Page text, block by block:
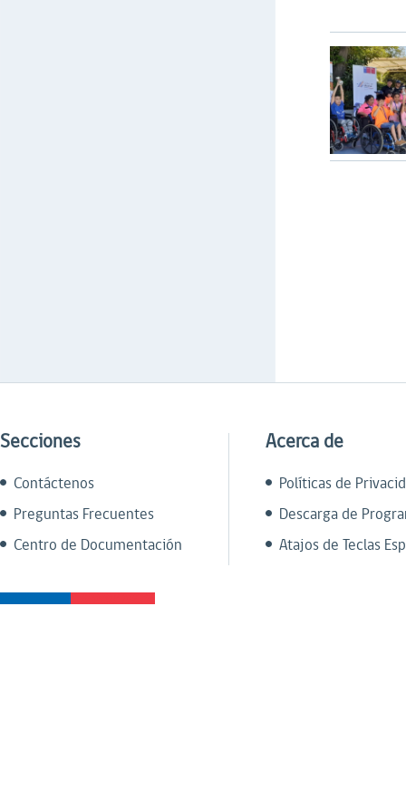
Secciones
Contáctenos
Preguntas Frecuentes
Centro de Documentación
Acerca de
Políticas de
Descarga de
Atajos de Teclas